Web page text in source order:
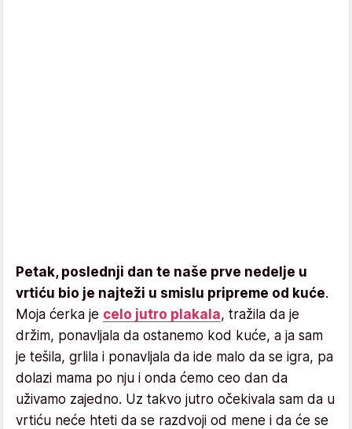
Petak, poslednji dan te naše prve nedelje u
vrtiću bio je najteži u smislu pripreme od kuće.
Moja ćerka je celo jutro plakala, tražila da je
držim, ponavljala da ostanemo kod kuće, a ja sam
je tešila, grlila i ponavljala da ide malo da se igra, pa
dolazi mama po nju i onda ćemo ceo dan da
uživamo zajedno. Uz takvo jutro očekivala sam da u
vrtiću neće hteti da se razdvoji od mene i da će se